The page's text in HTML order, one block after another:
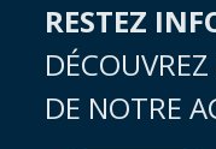
RESTEZ
DÉCOUVREZ
DE NOTRE